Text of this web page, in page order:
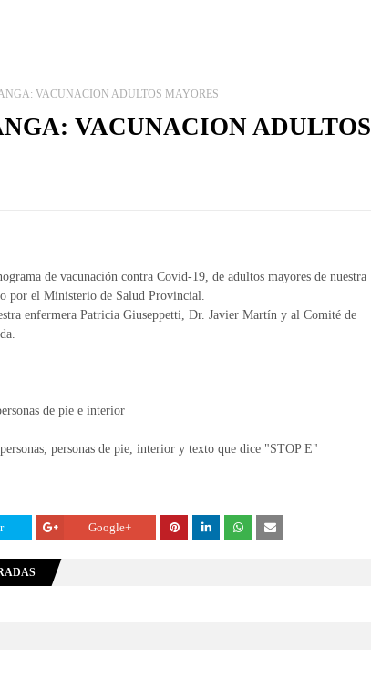
VACUNACION ADULTOS MAYORES
VACUNACION ADULTOS
de vacunación contra Covid-19, de adultos mayores de nuestra
por el Ministerio de Salud Provincial.
enfermera Patricia Giuseppetti, Dr. Javier Martín y al Comité de
Google+